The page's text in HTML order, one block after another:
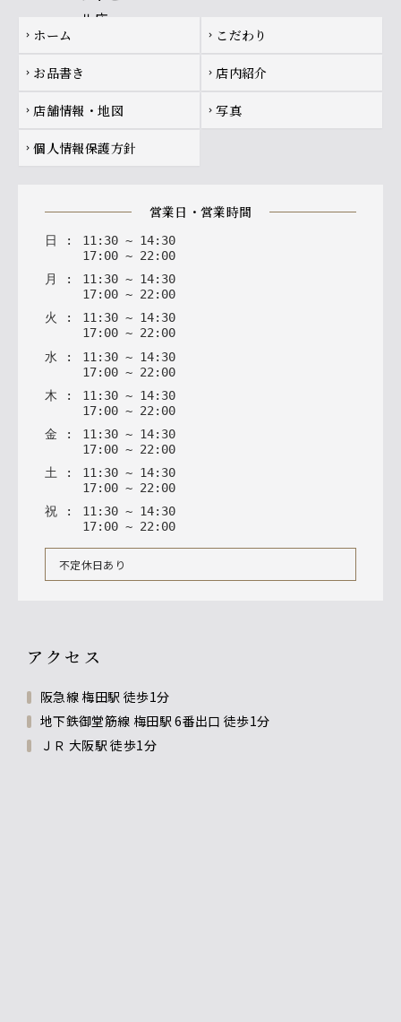
Footer navigation
chevron_right ホーム chevron_right こだわり
chevron_right お品書き chevron_right 店内紹介
chevron_right 店舗情報・地図 chevron_right 写真
chevron_right 個人情報保護方針
営業日・営業時間
日 : 11 : 30 ~ 14: 30
17: 00 ~ 22 : 00
月
: 11: 30 ~ 14: 30
17: 00 ~ 22: 00
火
: 11: 30 ~ 14: 30
17: 00 ~ 22: 00
水 : 11 : 30 ~ 14: 30
17: 00 ~ 22 : 00
木 : 11 : 30 ~ 14: 30
17: 00 ~ 22 : 00
金 : 11 : 30 ~ 14: 30
17: 00 ~ 22 : 00
土 : 11 : 30 ~ 14: 30
17: 00 ~ 22 : 00
祝 : 11 : 30 ~ 14: 30
17: 00 ~ 22 : 00
不定休日あり
アクセス
阪急線 梅田駅 徒歩1分
地下鉄御堂筋線 梅田駅 6番出口 徒歩1分
ＪＲ 大阪駅 徒歩1分